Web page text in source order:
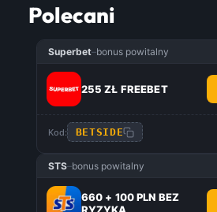
Polecani
Superbet–bonus powitalny
255 ZŁ FREEBET
Kod: BETSIDE
STS–bonus powitalny
660 + 100 PLN BEZ
RYZYKA